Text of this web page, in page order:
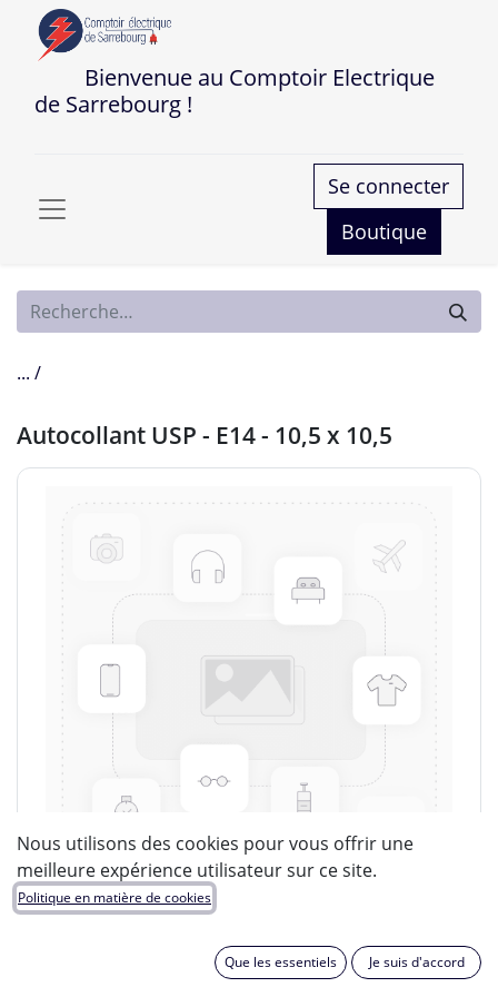
Bienvenue au Comptoir Electrique
de Sarrebourg !
Se connecter
Boutique
... /
Autocollant USP - E14 - 10,5 x 10,5
Nous utilisons des cookies pour vous offrir une
meilleure expérience utilisateur sur ce site.
Politique en matière de cookies
Que les essentiels Je suis d'accord